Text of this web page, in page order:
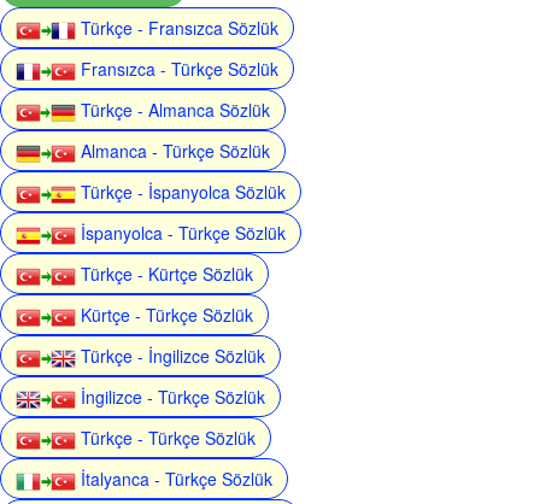
Türkçe - Fransızca Sözlük
Fransızca - Türkçe Sözlük
Türkçe - Almanca Sözlük
Almanca - Türkçe Sözlük
Türkçe - İspanyolca Sözlük
İspanyolca - Türkçe Sözlük
Türkçe - Kürtçe Sözlük
Kürtçe - Türkçe Sözlük
Türkçe - İngilizce Sözlük
İngilizce - Türkçe Sözlük
Türkçe - Türkçe Sözlük
İtalyanca - Türkçe Sözlük